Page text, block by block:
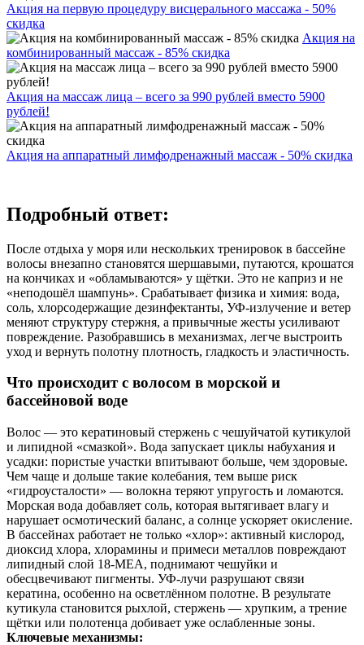
Акция на первую процедуру висцерального массажа - 50%
скидка
Акция на
комбинированный массаж - 85% скидка
Акция на массаж лица – всего за 990 рублей вместо 5900
рублей!
Акция на аппаратный лимфодренажный массаж - 50% скидка
Подробный ответ:
После отдыха у моря или нескольких тренировок в бассейне
волосы внезапно становятся шершавыми, путаются, крошатся
на кончиках и «обламываются» у щётки. Это не каприз и не
«неподошёл шампунь». Срабатывает физика и химия: вода,
соль, хлорсодержащие дезинфектанты, УФ‑излучение и ветер
меняют структуру стержня, а привычные жесты усиливают
повреждение. Разобравшись в механизмах, легче выстроить
уход и вернуть полотну плотность, гладкость и эластичность.
Что происходит с волосом в морской и
бассейновой воде
Волос — это кератиновый стержень с чешуйчатой кутикулой
и липидной «смазкой». Вода запускает циклы набухания и
усадки: пористые участки впитывают больше, чем здоровые.
Чем чаще и дольше такие колебания, тем выше риск
«гидроусталости» — волокна теряют упругость и ломаются.
Морская вода добавляет соль, которая вытягивает влагу и
нарушает осмотический баланс, а солнце ускоряет окисление.
В бассейнах работает не только «хлор»: активный кислород,
диоксид хлора, хлорамины и примеси металлов повреждают
липидный слой 18‑MEA, поднимают чешуйки и
обесцвечивают пигменты. УФ‑лучи разрушают связи
кератина, особенно на осветлённом полотне. В результате
кутикула становится рыхлой, стержень — хрупким, а трение
щётки или полотенца добивает уже ослабленные зоны.
Ключевые механизмы: